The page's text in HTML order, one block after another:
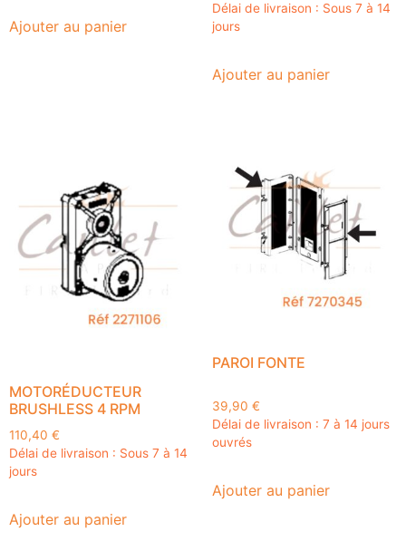
Ajouter au panier
Délai de livraison : Sous 7 à 14
jours
Ajouter au panier
MOTORÉDUCTEUR
BRUSHLESS 4 RPM
110,40 €
Délai de livraison : Sous 7 à 14
jours
Ajouter au panier
PAROI FONTE
39,90 €
Délai de livraison : 7 à 14 jours
ouvrés
Ajouter au panier